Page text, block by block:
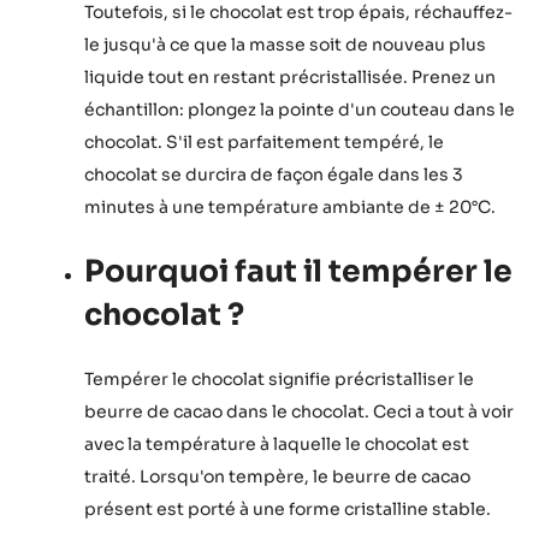
Toutefois, si le chocolat est trop épais, réchauffez-
le jusqu'à ce que la masse soit de nouveau plus
liquide tout en restant précristallisée. Prenez un
échantillon: plongez la pointe d'un couteau dans le
chocolat. S'il est parfaitement tempéré, le
chocolat se durcira de façon égale dans les 3
minutes à une température ambiante de ± 20°C.
Pourquoi faut il tempérer le
chocolat ?
Tempérer le chocolat signifie précristalliser le
beurre de cacao dans le chocolat. Ceci a tout à voir
avec la température à laquelle le chocolat est
traité. Lorsqu'on tempère, le beurre de cacao
présent est porté à une forme cristalline stable.